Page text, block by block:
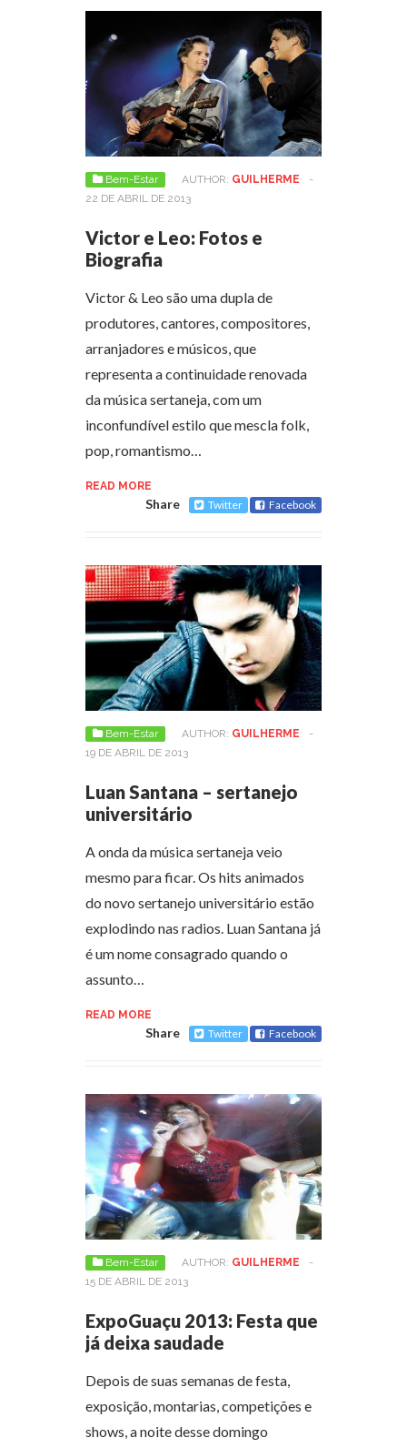
Bem-Estar AUTHOR: GUILHERME
-
22 DE ABRIL DE 2013
Victor e Leo: Fotos e
Biografia
Victor & Leo são uma dupla de
produtores, cantores, compositores,
arranjadores e músicos, que
representa a continuidade renovada
da música sertaneja, com um
inconfundível estilo que mescla folk,
pop, romantismo…
READ MORE
Share Twitter Facebook
Bem-Estar AUTHOR: GUILHERME
-
19 DE ABRIL DE 2013
Luan Santana – sertanejo
universitário
A onda da música sertaneja veio
mesmo para ficar. Os hits animados
do novo sertanejo universitário estão
explodindo nas radios. Luan Santana já
é um nome consagrado quando o
assunto…
READ MORE
Share Twitter Facebook
Bem-Estar AUTHOR: GUILHERME
-
15 DE ABRIL DE 2013
ExpoGuaçu 2013: Festa que
já deixa saudade
Depois de suas semanas de festa,
exposição, montarias, competições e
shows, a noite desse domingo